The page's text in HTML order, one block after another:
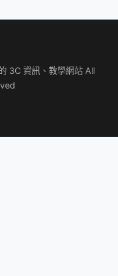
3C 資訊、教學網站 All